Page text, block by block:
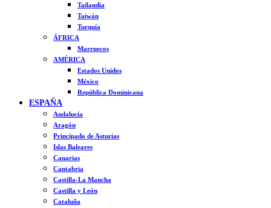
Tailandia
Taiwán
Turquía
ÁFRICA
Marruecos
AMÉRICA
Estados Unidos
México
República Dominicana
ESPAÑA
Andalucía
Aragón
Principado de Asturias
Islas Baleares
Canarias
Cantabria
Castilla-La Mancha
Castilla y León
Cataluña